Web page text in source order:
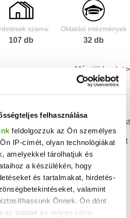
felhasználása
feldolgozzuk az Ön személyes
IP-címét, olyan technológiákat
amelyekkel tárolhatjuk és
a készülékén, hogy
és tartalmakat, hirdetés-
valamint
Önnek. Ön dönt
az adatait és milyen célra.
száma:
107 db
Oktatási intézmények
32 db
Még több adat >
Eladó panellakás Budapest
Eladó téglalakás Budapest
Eladó penthouse lakás
Budapest
Eladó lakás Budapest
Budapesten a XIII.